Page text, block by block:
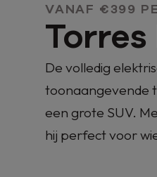
VANAF €399
Torres
De volledig
toonaangevende
een grote SUV.
hij perfect voor